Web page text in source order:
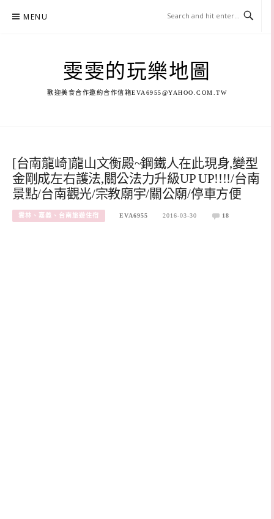
MENU
雯雯的玩樂地圖
歡迎美食合作邀約合作信箱EVA6955@YAHOO.COM.TW
[台南龍崎]龍山文衡殿~鋼鐵人在此現身,變型
金剛成左右護法,關公法力升級UP UP!!!!/台南
景點/台南觀光/宗教廟宇/關公廟/停車方便
雲林、嘉義、台南旅遊住宿 EVA6955 2016-03-30 18